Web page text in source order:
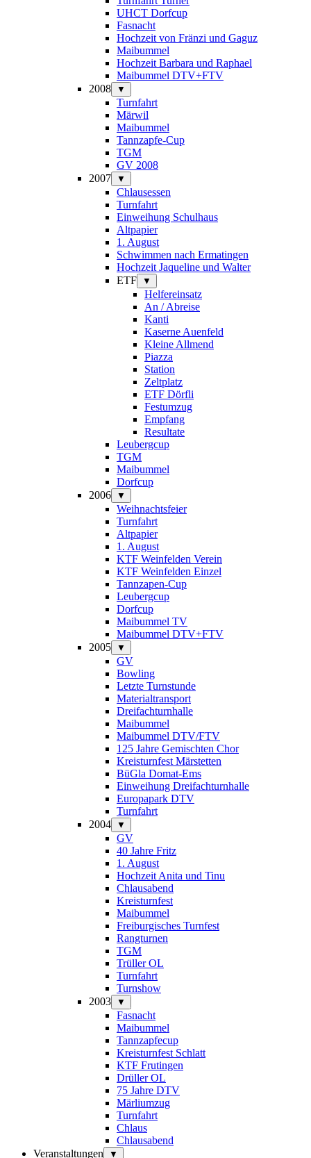
UHCT Dorfcup
Fasnacht
Hochzeit von Fränzi und Gaguz
Maibummel
Hochzeit Barbara und Raphael
Maibummel DTV+FTV
2008
▼
Turnfahrt
Märwil
Maibummel
Tannzapfe-Cup
TGM
GV 2008
2007
▼
Chlausessen
Turnfahrt
Einweihung Schulhaus
Altpapier
1. August
Schwimmen nach Ermatingen
Hochzeit Jaqueline und Walter
ETF
▼
Helfereinsatz
An / Abreise
Kanti
Kaserne Auenfeld
Kleine Allmend
Piazza
Station
Zeltplatz
ETF Dörfli
Festumzug
Empfang
Resultate
Leubergcup
TGM
Maibummel
Dorfcup
2006
▼
Weihnachtsfeier
Turnfahrt
Altpapier
1. August
KTF Weinfelden Verein
KTF Weinfelden Einzel
Tannzapen-Cup
Leubergcup
Dorfcup
Maibummel TV
Maibummel DTV+FTV
2005
▼
GV
Bowling
Letzte Turnstunde
Materialtransport
Dreifachturnhalle
Maibummel
Maibummel DTV/FTV
125 Jahre Gemischten Chor
Kreisturnfest Märstetten
BüGla Domat-Ems
Einweihung Dreifachturnhalle
Europapark DTV
Turnfahrt
2004
▼
GV
40 Jahre Fritz
1. August
Hochzeit Anita und Tinu
Chlausabend
Kreisturnfest
Maibummel
Freiburgisches Turnfest
Rangturnen
TGM
Trüller OL
Turnfahrt
Turnshow
2003
▼
Fasnacht
Maibummel
Tannzapfecup
Kreisturnfest Schlatt
KTF Frutingen
Drüller OL
75 Jahre DTV
Märliumzug
Turnfahrt
Chlaus
Chlausabend
Veranstaltungen
▼